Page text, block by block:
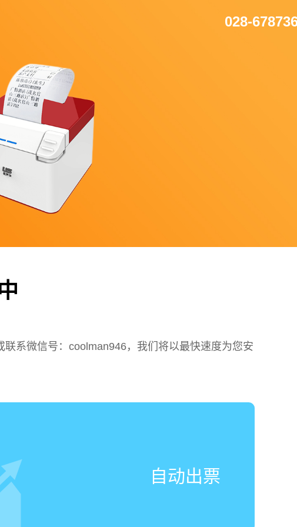
028-
系微信号：coolman946，我们将以最快速度为您安
自动出票